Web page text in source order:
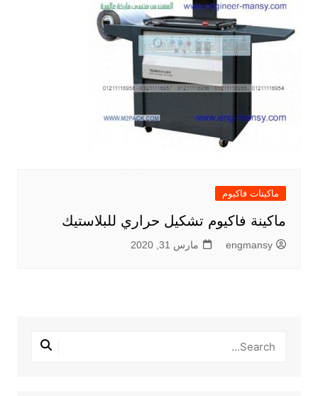
ماكينات فاكيوم
ماكينة فاكيوم تشكيل حراري للبلاستيك
engmansy مارس 31, 2020